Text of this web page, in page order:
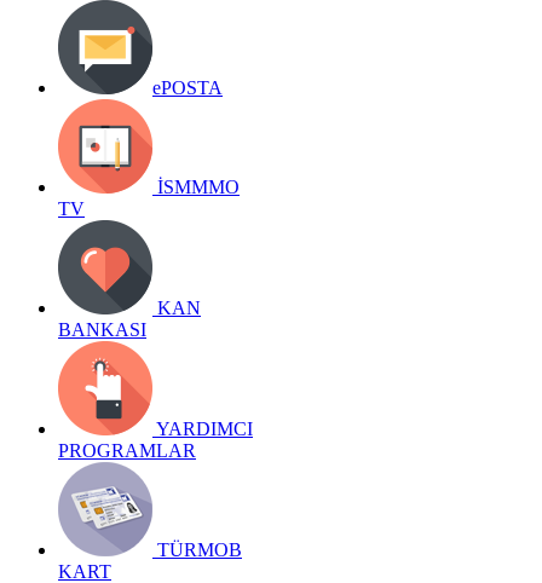
ePOSTA
İSMMMO
TV
KAN
BANKASI
YARDIMCI
PROGRAMLAR
TÜRMOB
KART